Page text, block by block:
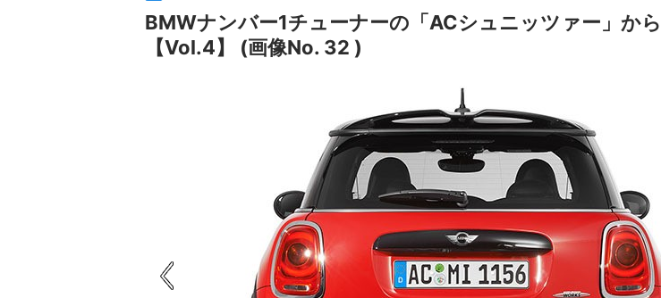
BMWナンバー1チューナーの「ACシュニッツァー」か
【Vol.4】 (画像No. 32 )